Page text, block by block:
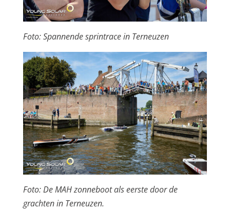
Foto: Spannende sprintrace in Terneuzen
Foto: De MAH zonneboot als eerste door de
grachten in Terneuzen.